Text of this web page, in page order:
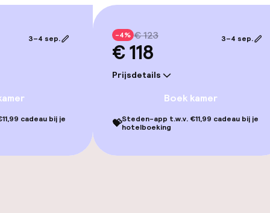
3–4 sep.
cadeau bij je
-4% € 123
€ 118
Prijsdetails
3–4 sep.
Boek kamer
💝Steden-app t.w.v. €11,99 cadeau bij je
hotelboeking